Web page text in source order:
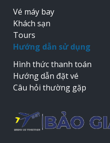
Vé máy bay
Khách sạn
Tours
Hướng dẫn sử dụng
Hình thức thanh toán
Hướng dẫn đặt vé
Câu hỏi thường gặp